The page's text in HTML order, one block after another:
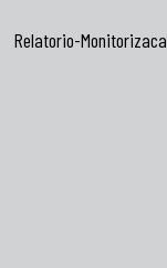
Relatorio-